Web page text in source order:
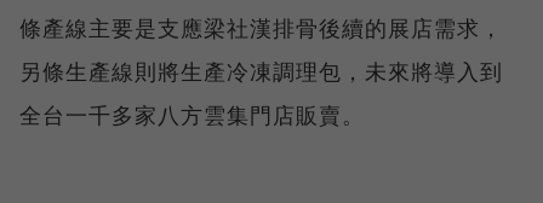
條產線主要是支應梁社漢排骨後續的展店需求，
另條生產線則將生產冷凍調理包，未來將導入到
全台一千多家八方雲集門店販賣。